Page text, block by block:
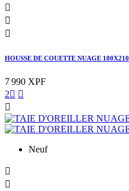



HOUSSE DE COUETTE NUAGE 180X210
7 990 XPF
2 

Neuf

